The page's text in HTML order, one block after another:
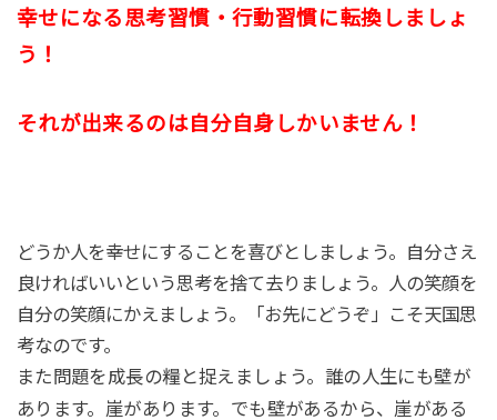
幸せになる思考習慣・行動習慣に転換しましょ
う！
それが出来るのは自分自身しかいません！
どうか人を幸せにすることを喜びとしましょう。自分さえ
良ければいいという思考を捨て去りましょう。人の笑顔を
自分の笑顔にかえましょう。「お先にどうぞ」こそ天国思
考なのです。
また問題を成長の糧と捉えましょう。誰の人生にも壁が
あります。崖があります。でも壁があるから、崖がある